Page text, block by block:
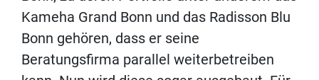
Kameha Grand Bonn und das Radisson Blu
Bonn gehören, dass er seine
Beratungsfirma parallel weiterbetreiben